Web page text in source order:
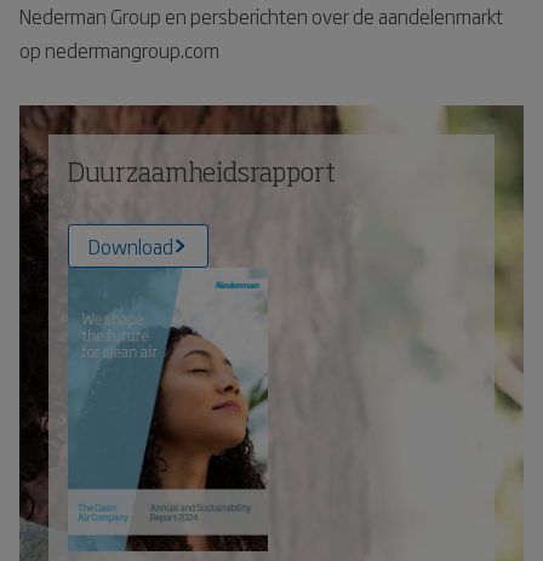
Nederman Group en persberichten over de aandelenmarkt
op nedermangroup.com
Duurzaamheidsrapport
Download